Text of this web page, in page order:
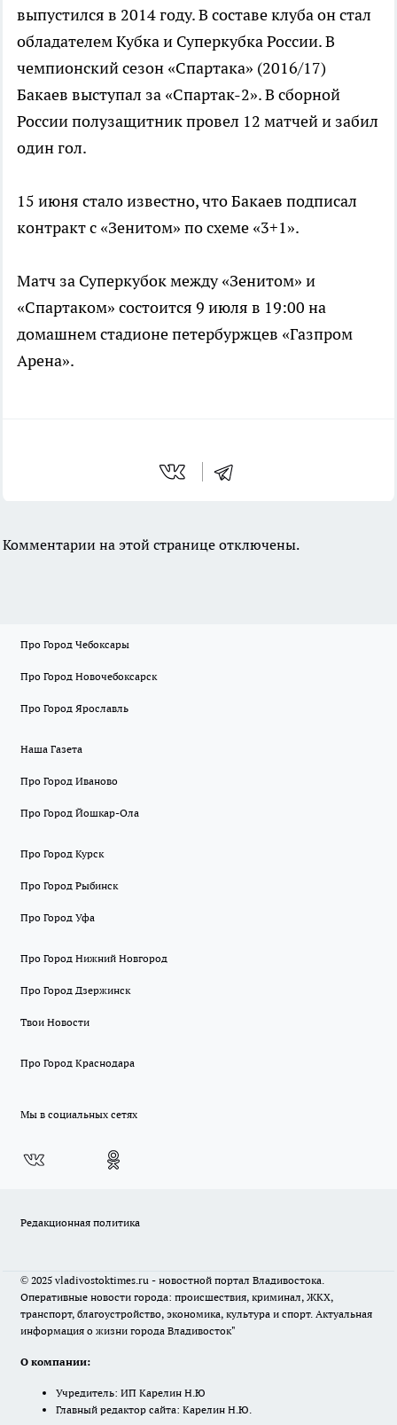
выпустился в 2014 году. В составе клуба он стал
обладателем Кубка и Суперкубка России. В
чемпионский сезон «Спартака» (2016/17)
Бакаев выступал за «Спартак-2». В сборной
России полузащитник провел 12 матчей и забил
один гол.
15 июня стало известно, что Бакаев подписал
контракт с «Зенитом» по схеме «3+1».
Матч за Суперкубок между «Зенитом» и
«Спартаком» состоится 9 июля в 19:00 на
домашнем стадионе петербуржцев «Газпром
Арена».
Комментарии на этой странице отключены.
Про Город Чебоксары
Про Город Новочебоксарск
Про Город Ярославль
Наша Газета
Про Город Иваново
Про Город Йошкар-Ола
Про Город Курск
Про Город Рыбинск
Про Город Уфа
Про Город Нижний Новгород
Про Город Дзержинск
Твои Новости
Про Город Краснодара
Мы в социальных сетях
Редакционная политика
© 2025 vladivostoktimes.ru - новостной портал Владивостока.
Оперативные новости города: происшествия, криминал, ЖКХ,
транспорт, благоустройство, экономика, культура и спорт. Актуальная
информация о жизни города Владивосток"
О компании:
Учредитель: ИП Карелин Н.Ю
Главный редактор сайта: Карелин Н.Ю.